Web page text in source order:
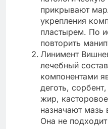
прикрывают
укрепления
пластырем. По
повторить
Линимент
лечебный
компонентами
деготь,
жир,
назначают мазь
Она не